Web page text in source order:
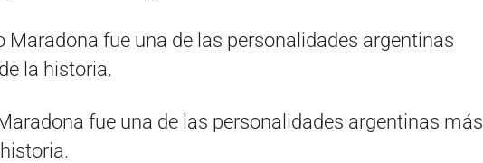
fue una de las personalidades argentinas más